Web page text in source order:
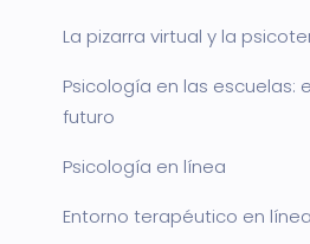
La pizarra virtual y la
Psicología en las escuelas:
futuro
Psicología en línea
Entorno terapéutico en línea